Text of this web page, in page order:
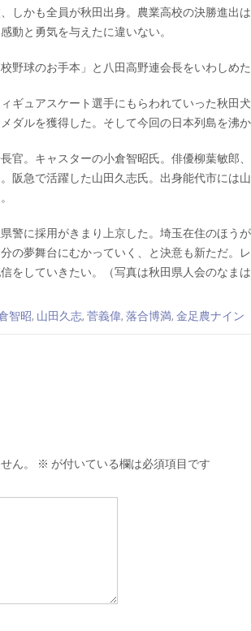
しかも全員が秋田出身。農業高校の決勝進出
動と勇気を与えたに違いない。
野球のお手本」と八田高野連会長をいわしめた
ギュアスケート選手にもらわれていった秋田
ダルを獲得した。そして今回の日本列島を沸か
官。キャスターの小倉智昭氏。俳優柳葉敏郎
阪急で活躍した山田久志氏。出身能代市には
警に採用がきまり上京した。埼玉在住のほう
の夢舞台にむかっていく、と決意も新ただ。
をしていきたい。（写真は秋田県人会のなま
智昭, 山田久志, 菅義偉, 落合博満, 金足農ナイン
ん。 ※ が付いている欄は必須項目です